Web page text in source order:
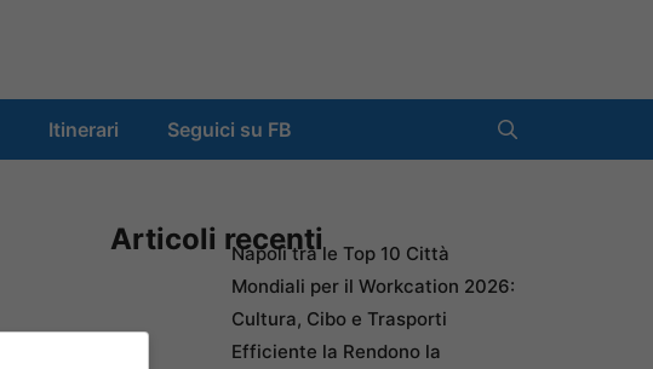
Itinerari Seguici su FB
Articoli recentiNapoli tra le Top 10 Città
Mondiali per il Workcation 2026:
Cultura, Cibo e Trasporti
Efficiente la Rendono la